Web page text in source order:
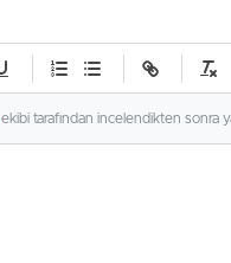
ekibi tarafından incelendikten sonra